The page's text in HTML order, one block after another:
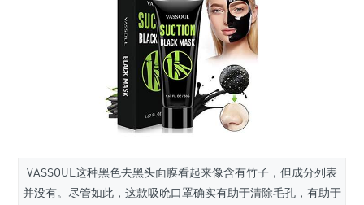
VASSOUL 这种黑色去黑头面膜看起来像含有竹子，但成分列表
并没有。尽管如此，这款吸吮口罩确实有助于清除毛孔，有助于